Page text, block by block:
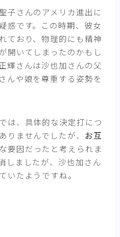
子さんのアメリカ進出に
惑です。この時期、彼女
ており、物理的にも精神
開いてしまったのかもし
輝さんは沙也加さんの父
んや娘を尊重する姿勢を
は、具体的な決定打につ
りませんでしたが、 お互
要因だったと考えられま
しましたが、沙也加さん
いたようですね。